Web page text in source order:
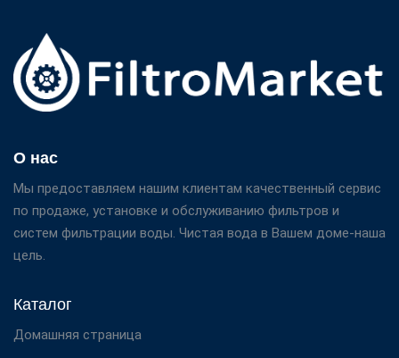
О нас
Мы предоставляем нашим клиентам качественный сервис
по продаже, установке и обслуживанию фильтров и
систем фильтрации воды. Чистая вода в Вашем доме-наша
цель.
Каталог
Домашняя страница